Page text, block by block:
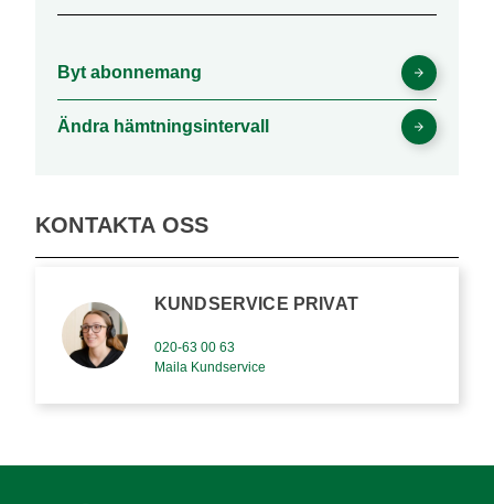
Byt abonnemang
Ändra hämtningsintervall
KONTAKTA OSS
KUNDSERVICE PRIVAT
020-63 00 63
Maila Kundservice